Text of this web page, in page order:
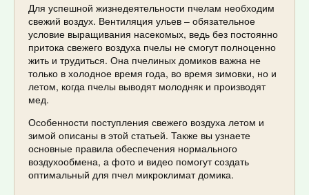
Для успешной жизнедеятельности пчелам необходим
свежий воздух. Вентиляция ульев – обязательное
условие выращивания насекомых, ведь без постоянно
притока свежего воздуха пчелы не смогут полноценно
жить и трудиться. Она пчелиных домиков важна не
только в холодное время года, во время зимовки, но и
летом, когда пчелы выводят молодняк и производят
мед.
Особенности поступления свежего воздуха летом и
зимой описаны в этой статьей. Также вы узнаете
основные правила обеспечения нормального
воздухообмена, а фото и видео помогут создать
оптимальный для пчел микроклимат домика.